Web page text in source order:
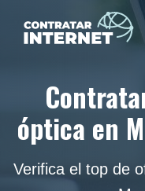
óptica en
Verifica el top de